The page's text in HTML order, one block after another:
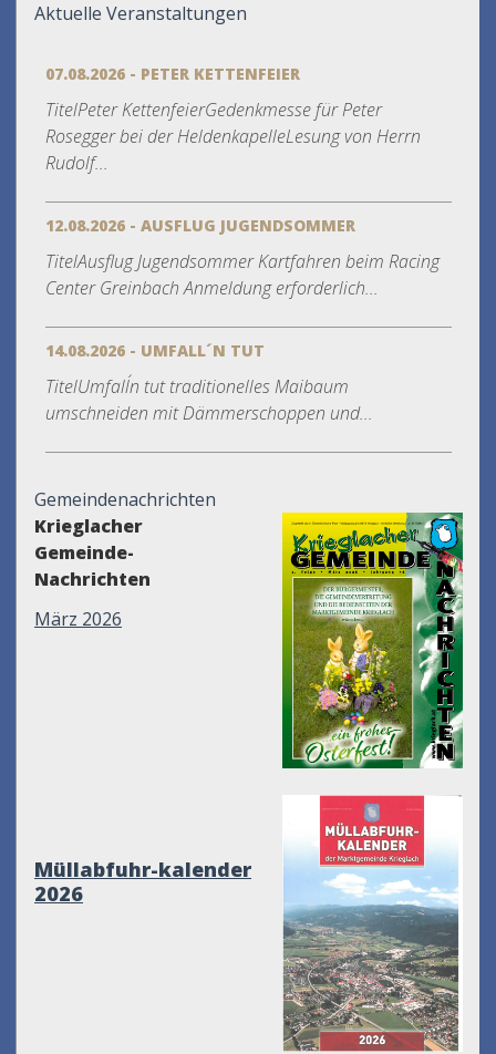
Aktuelle Veranstaltungen
07.08.2026 - PETER KETTENFEIER
TitelPeter KettenfeierGedenkmesse für Peter
Rosegger bei der HeldenkapelleLesung von Herrn
Rudolf...
12.08.2026 - AUSFLUG JUGENDSOMMER
TitelAusflug Jugendsommer Kartfahren beim Racing
Center Greinbach Anmeldung erforderlich...
14.08.2026 - UMFALL´N TUT
TitelUmfall´n tut traditionelles Maibaum
umschneiden mit Dämmerschoppen und...
Gemeindenachrichten
Krieglacher
Gemeinde-
Nachrichten
März 2026
Müllabfuhr-kalender
2026